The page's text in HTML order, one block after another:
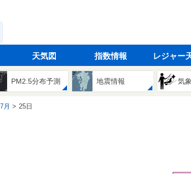
天気図 指数情報 レジャー
PM2.5分布予測 地震情報 気
月 25日